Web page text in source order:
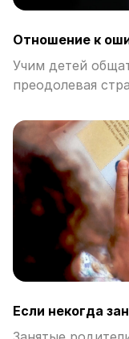
Отношение к
Учим детей
преодолевая
Если некогда